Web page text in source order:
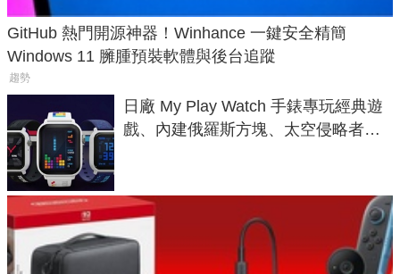
GitHub 熱門開源神器！Winhance 一鍵安全精簡
Windows 11 臃腫預裝軟體與後台追蹤
趨勢
日廠 My Play Watch 手錶專玩經典遊
戲、內建俄羅斯方塊、太空侵略者，